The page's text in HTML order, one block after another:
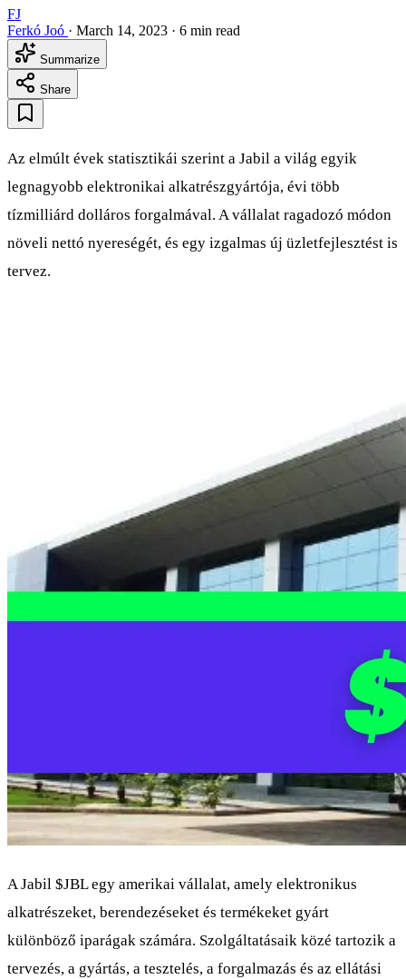
FJ
Ferkó Joó · March 14, 2023 · 6 min read
Summarize
Share
Az elmúlt évek statisztikái szerint a Jabil a világ egyik
legnagyobb elektronikai alkatrészgyártója, évi több
tízmilliárd dolláros forgalmával. A vállalat ragadozó módon
növeli nettó nyereségét, és egy izgalmas új üzletfejlesztést is
tervez.
A Jabil $JBLegy amerikai vállalat, amely elektronikus
alkatrészeket, berendezéseket és termékeket gyárt
különböző iparágak számára. Szolgáltatásaik közé tartozik a
tervezés, a gyártás, a tesztelés, a forgalmazás és az ellátási